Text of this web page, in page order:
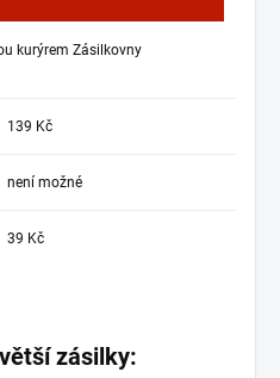
kurýrem Zásilkovny
139 Kč
není možné
39 Kč
zásilky: